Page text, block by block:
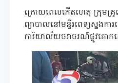
ក្រោយពេលកើតហេតុ ក្រុមគ្រូ
ព្យាបាលនៅមន្ទីរពេទ្យស្នងក
ការិយាល័យចរាចរណ៍ផ្លូវគោក